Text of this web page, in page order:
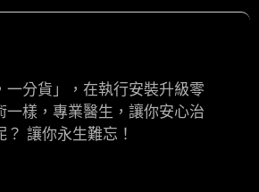
一分貨」，在執行安裝升級零
一樣，專業醫生，讓你安心治
讓你永生難忘！